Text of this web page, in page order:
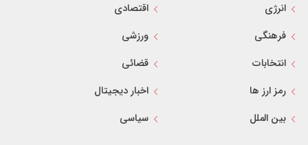
انرژی
اقتصادی
فرهنگی
ورزشی
انتخابات
قضائی
رمز ارز ها
اخبار دیجیتال
بین الملل
سیاسی